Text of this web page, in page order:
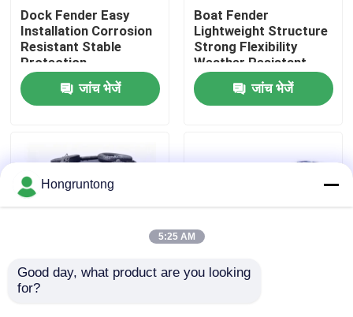
हमारे बारे में
कारखाना भ्रमण
गुणवत्ता नियंत्रण
एक उद्धरण का अनुरोध करें
डॉक रबर फेंडर
Dock Fender Easy
Installation Corrosion
Resistant Stable
Protection
जांच भेजें
Boat Fender
Lightweight Structure
Strong Flexibility
Weather Resistant
जांच भेजें
Yokohama Rubber
Hongruntong
5:25 AM
Good day, what product are you looking
for?